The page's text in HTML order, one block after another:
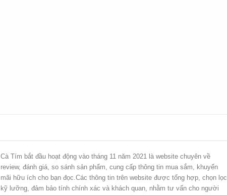
Cà Tím bắt đầu hoạt động vào tháng 11 năm 2021 là website chuyên về
review, đánh giá, so sánh sản phẩm, cung cấp thông tin mua sắm, khuyến
mãi hữu ích cho bạn đọc.Các thông tin trên website được tổng hợp, chọn lọc
kỹ lưỡng, đảm bảo tính chính xác và khách quan, nhằm tư vấn cho người